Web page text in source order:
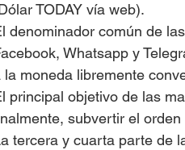
TODAY vía web).
denominador común de
Whatsapp y
la moneda libremente
principal objetivo de las
subvertir el
tercera y cuarta parte de